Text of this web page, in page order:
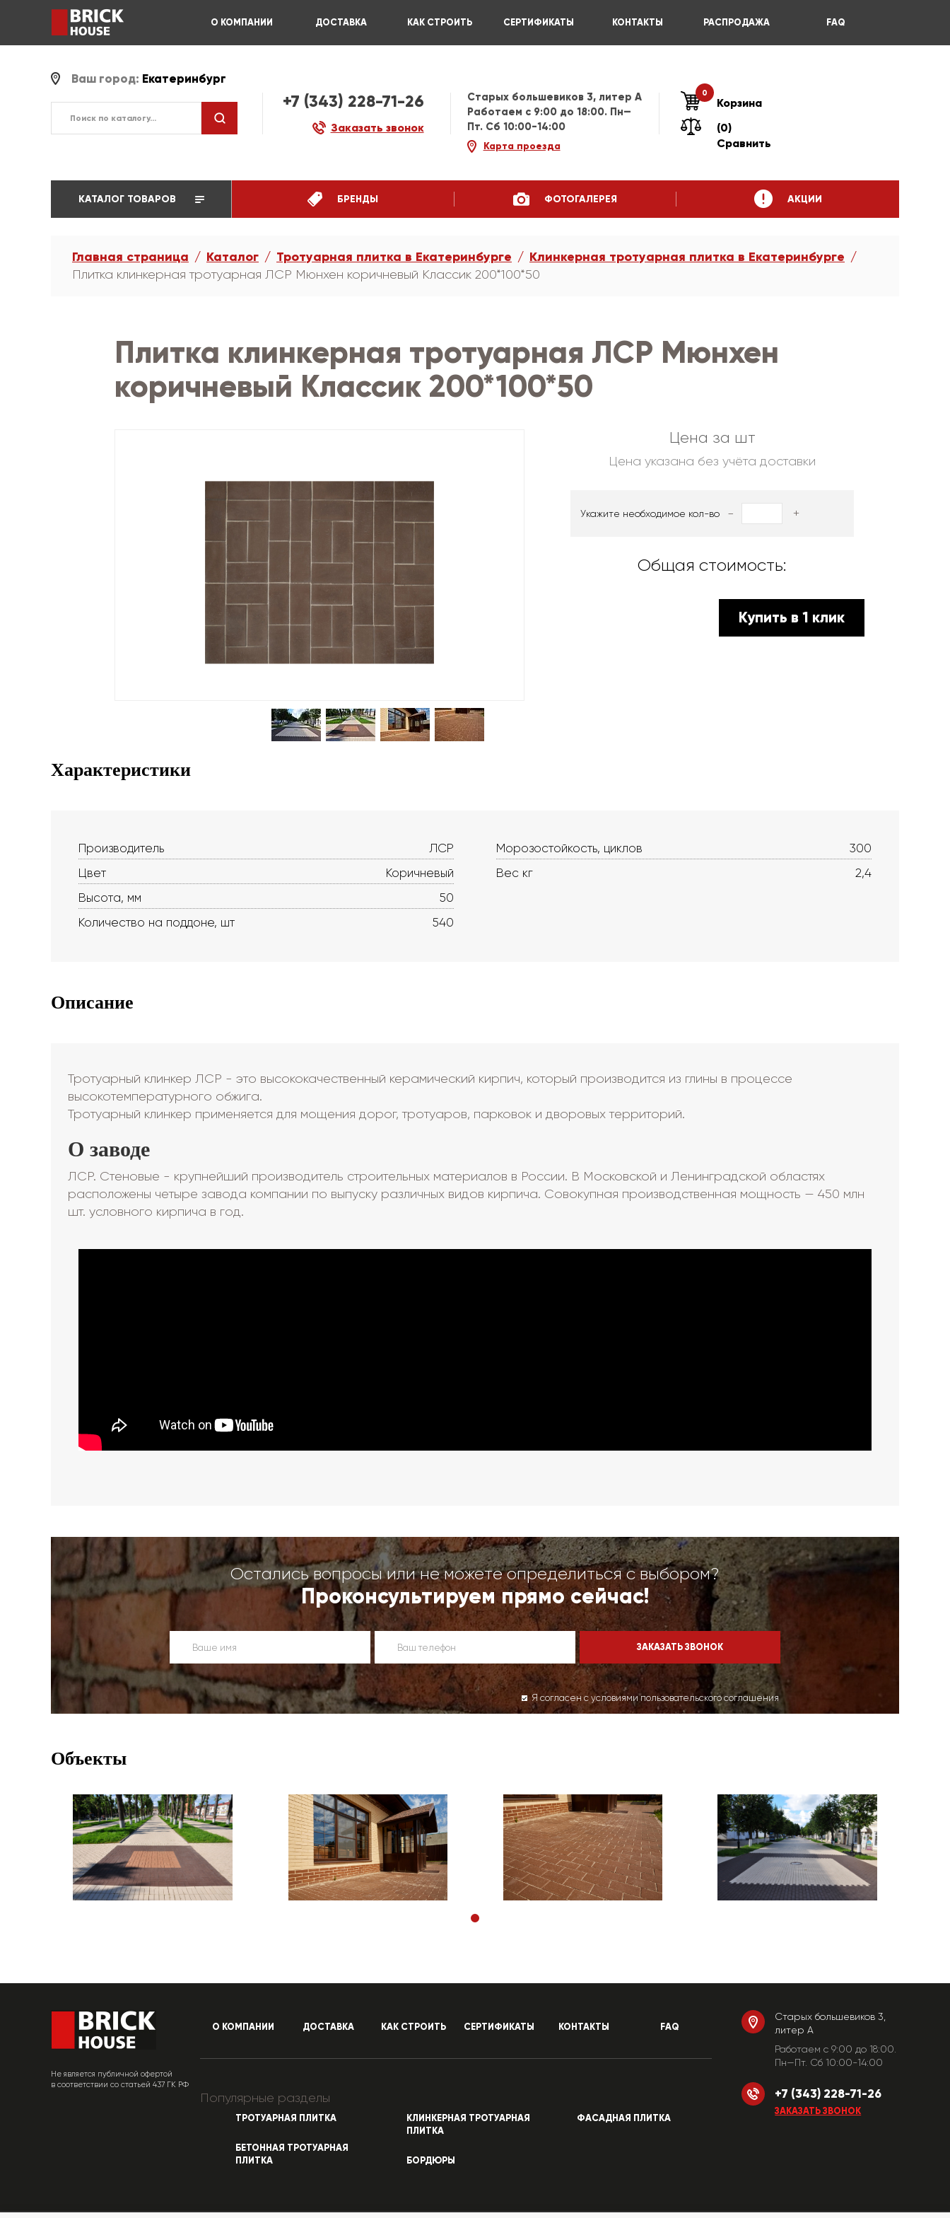
О КОМПАНИИ ДОСТАВКА КАК СТРОИТЬ СЕРТИФИКАТЫ КОНТАКТЫ РАСПРОДАЖА FAQ
Ваш город: Екатеринбург
+7 (343) 228-71-26
Заказать звонок
Старых большевиков 3, литер А
Работаем c 9:00 до 18:00. Пн—
Пт. Сб 10:00-14:00
Карта проезда
0
Корзина
(0)
Сравнить
КАТАЛОГ ТОВАРОВ БРЕНДЫ ФОТОГАЛЕРЕЯ АКЦИИ
Главная страница Каталог Тротуарная плитка в Екатеринбурге Клинкерная тротуарная плитка в Екатеринбурге
Плитка клинкерная тротуарная ЛСР Мюнхен коричневый Классик 200*100*50
Плитка клинкерная тротуарная ЛСР Мюнхен
коричневый Классик 200*100*50
Цена за шт
Цена указана без учёта доставки
Укажите необходимое кол-во - +
Общая стоимость:
Купить в 1 клик
Характеристики
Производитель
ЛСР
Цвет
Коричневый
Высота, мм
50
Количество на поддоне, шт
540
Морозостойкость, циклов
300
Вес кг
2,4
Описание
Тротуарный клинкер ЛСР - это высококачественный керамический кирпич, который производится из глины в процессе
высокотемпературного обжига.
Тротуарный клинкер применяется для мощения дорог, тротуаров, парковок и дворовых территорий.
О заводе
ЛСР. Стеновые - крупнейший производитель строительных материалов в России. В Московской и Ленинградской областях
расположены четыре завода компании по выпуску различных видов кирпича. Совокупная производственная мощность — 450 млн
шт. условного кирпича в год.
Остались вопросы или не можете определиться с выбором?
Проконсультируем прямо сейчас!
Я согласен с условиями пользовательского соглашения
Объекты
Не является публичной офертой
в соответствии со статьей 437 ГК РФ
О КОМПАНИИ ДОСТАВКА КАК СТРОИТЬ СЕРТИФИКАТЫ КОНТАКТЫ FAQ
Популярные разделы
ТРОТУАРНАЯ ПЛИТКА
БЕТОННАЯ ТРОТУАРНАЯ
ПЛИТКА
КЛИНКЕРНАЯ ТРОТУАРНАЯ
ПЛИТКА
БОРДЮРЫ
ФАСАДНАЯ ПЛИТКА
Старых большевиков 3,
литер А
Работаем c 9:00 до 18:00.
Пн—Пт. Сб 10:00-14:00
+7 (343) 228-71-26
ЗАКАЗАТЬ ЗВОНОК